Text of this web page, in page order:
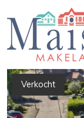
Verkocht